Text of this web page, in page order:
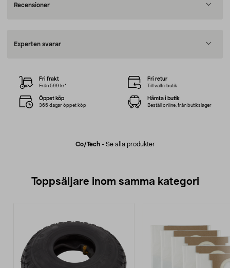
Recensioner
Experten svarar
Co/tech- Se alla produkter
Fri frakt
Från 599 kr*
Fri retur
Till valfri butik
Öppet köp
365 dagar öppet köp
Hämta i butik
Beställ online, från butikslager
Toppsäljare inom samma kategori